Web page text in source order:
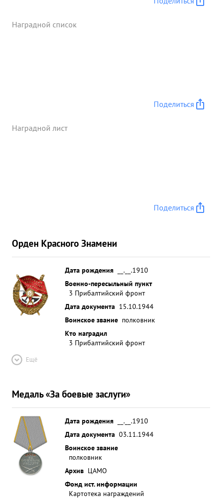
За это время противнику нанесены огромные
захвачено значительное число пленных и трофеи,
организацию неотступного преследования
Правительственной награды ордена СУВОРОВА
Наградной список
Поделиться
Наградной лист
Поделиться
Орден Красного Знамени
Дата рождения
__.__.1910
Военно-пересыльный пункт
3 Прибалтийский фронт
Дата документа 15.10.1944
Воинское звание полковник
Кто наградил
3 Прибалтийский фронт
Ещё
Медаль «За боевые заслуги»
Дата рождения
__.__.1910
Дата документа 03.11.1944
Воинское звание
полковник
Архив ЦАМО
Фонд ист. информации
Картотека награждений